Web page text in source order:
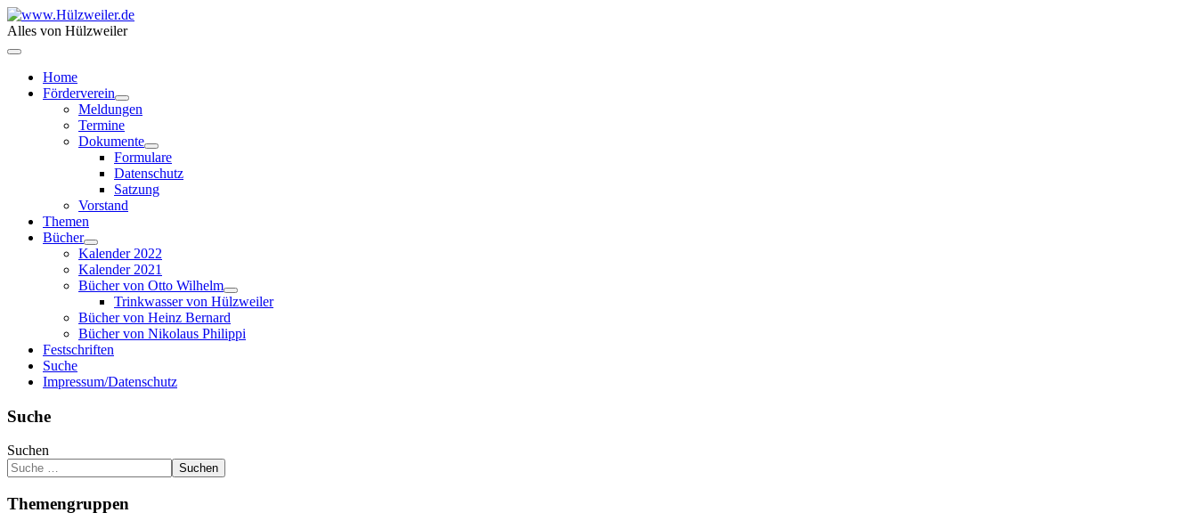
Alles von Hülzweiler
Home
Förderverein
Meldungen
Termine
Dokumente
Formulare
Datenschutz
Satzung
Vorstand
Themen
Bücher
Kalender 2022
Kalender 2021
Bücher von Otto Wilhelm
Trinkwasser von Hülzweiler
Bücher von Heinz Bernard
Bücher von Nikolaus Philippi
Festschriften
Suche
Impressum/Datenschutz
Suche
Suchen
Suchen
Themengruppen